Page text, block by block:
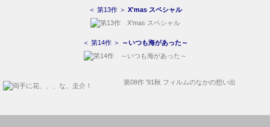
＜ 第13作 ＞ X'mas スペシャル
＜ 第14作 ＞ ～いつも海があった～
第08作 ’91秋 フィルムのなかの想い出